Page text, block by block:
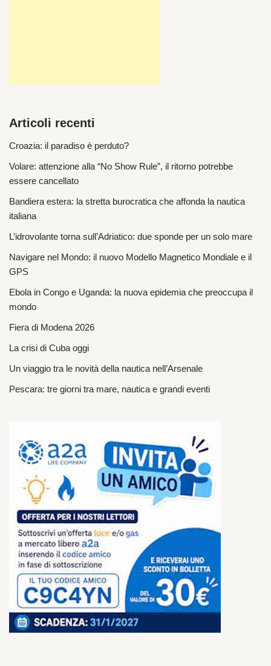
Articoli recenti
Croazia: il paradiso è perduto?
Volare: attenzione alla “No Show Rule”, il ritorno potrebbe
essere cancellato
Bandiera estera: la stretta burocratica che affonda la nautica
italiana
L’idrovolante torna sull’Adriatico: due sponde per un solo mare
Navigare nel Mondo: il nuovo Modello Magnetico Mondiale e il
GPS
Ebola in Congo e Uganda: la nuova epidemia che preoccupa il
mondo
Fiera di Modena 2026
La crisi di Cuba oggi
Un viaggio tra le novità della nautica nell’Arsenale
Pescara: tre giorni tra mare, nautica e grandi eventi